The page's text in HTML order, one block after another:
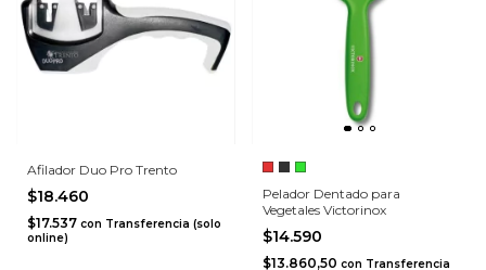
Afilador Duo Pro Trento
$18.460
$17.537 con Transferencia (solo
online)
Pelador Dentado para
Vegetales Victorinox
$14.590
$13.860,50 con Transferencia